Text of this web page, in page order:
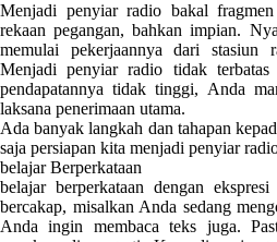
Menjadi penyiar radio bakal
rekaan pegangan, bahkan impian.
memulai pekerjaannya dari
Menjadi penyiar radio tidak
pendapatannya tidak tinggi, Anda
laksana penerimaan utama.
Ada banyak langkah dan tahapan
saja persiapan kita menjadi penyiar
belajar Berperkataan
belajar berperkataan dengan
bercakap, misalkan Anda sedang
Anda ingin membaca teks juga.